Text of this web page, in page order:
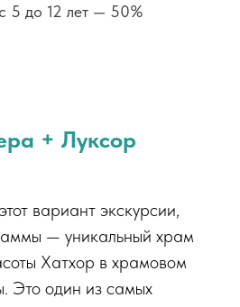
5 до 12 лет — 50%
+ Луксор
вариант экскурсии,
— уникальный храм
Хатхор в храмовом
Это один из самых